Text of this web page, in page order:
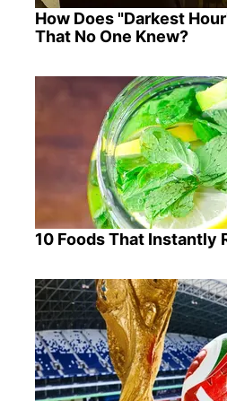
How Does "Darkest
That No One Knew?
10 Foods That Instantly